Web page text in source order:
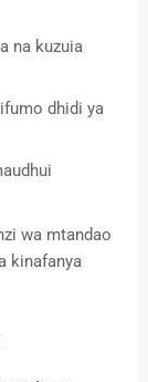
na kuzuia
dhidi ya
wa mtandao
kinafanya